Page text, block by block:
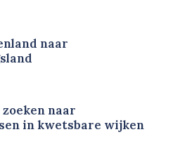
naar
naar
in kwetsbare wijken